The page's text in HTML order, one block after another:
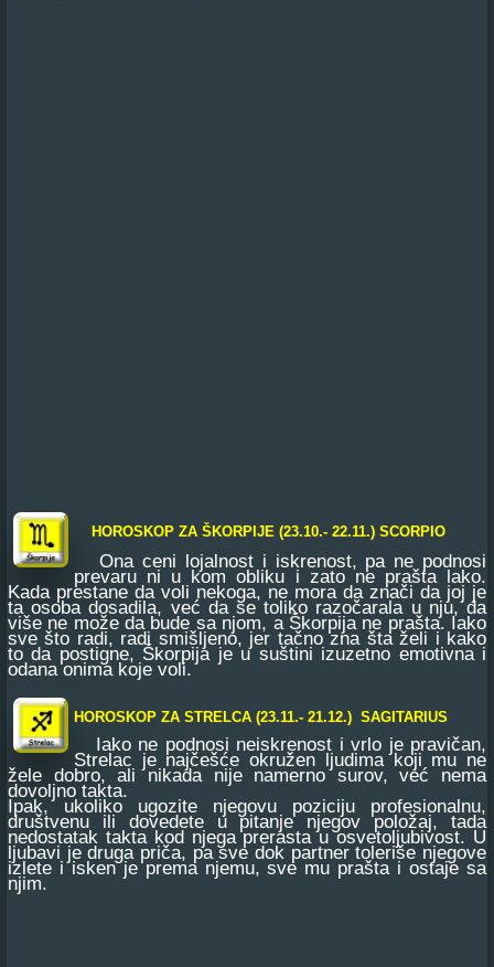
HOROSKOP ZA ŠKORPIJE (23.10.- 22.11.) SCORPIO
Ona ceni lojalnost i iskrenost, pa ne podnosi
prevaru ni u kom obliku i zato ne prašta lako.
Kada prestane da voli nekoga, ne mora da znači da joj je
ta osoba dosadila, već da se toliko razočarala u nju, da
više ne može da bude sa njom, a Škorpija ne prašta. Iako
sve što radi, radi smišljeno, jer tačno zna šta želi i kako
to da postigne, Škorpija je u suštini izuzetno emotivna i
odana onima koje voli.
HOROSKOP ZA STRELCA (23.11.- 21.12.) SAGITARIUS
Iako ne podnosi neiskrenost i vrlo je pravičan,
Strelac je najčešće okružen ljudima koji mu ne
žele dobro, ali nikada nije namerno surov, već nema
dovoljno takta.
Ipak, ukoliko ugozite njegovu poziciju profesionalnu,
društvenu ili dovedete u pitanje njegov položaj, tada
nedostatak takta kod njega prerasta u osvetoljubivost. U
ljubavi je druga priča, pa sve dok partner toleriše njegove
izlete i isken je prema njemu, sve mu prašta i ostaje sa
njim.